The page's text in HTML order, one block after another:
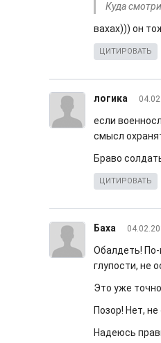
Куда
вахах))) он
ЦИТИРОВАТЬ
логика
если
смысл
Браво
ЦИТИРОВАТЬ
Баха
Обалдеть! По-
глупости, не
Это уже
Позор! Нет,
Надеюсь